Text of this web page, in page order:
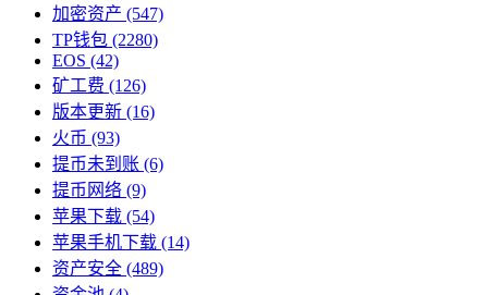
加密资产 (547)
TP钱包 (2280)
EOS (42)
矿工费 (126)
版本更新 (16)
火币 (93)
提币未到账 (6)
提币网络 (9)
苹果下载 (54)
苹果手机下载 (14)
资产安全 (489)